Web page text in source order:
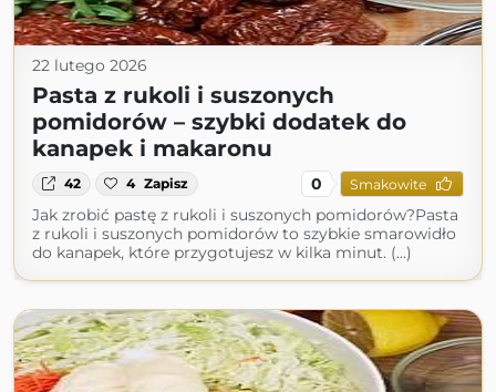
22 lutego 2026
Pasta z rukoli i suszonych
pomidorów – szybki dodatek do
kanapek i makaronu
42 4 Zapisz 0 Smakowite
Jak zrobić pastę z rukoli i suszonych pomidorów?Pasta
z rukoli i suszonych pomidorów to szybkie smarowidło
do kanapek, które przygotujesz w kilka minut. (...)